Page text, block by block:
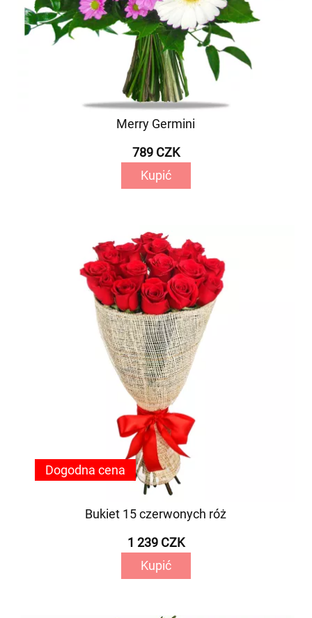
Merry Germini
789 CZK
Kupić
Bukiet 15 czerwonych róż
1 239 CZK
Kupić
Dogodna cena